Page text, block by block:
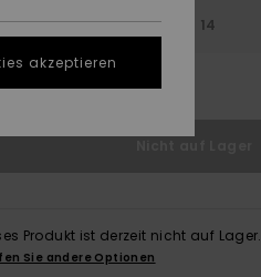
10 12 14
Produkt ist derzeit nicht auf Lager.
Sie andere Optionen
akzeptieren